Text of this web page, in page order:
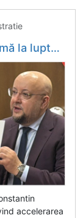
– Râmnicu Vâlcea – Găneasa
accelerarea